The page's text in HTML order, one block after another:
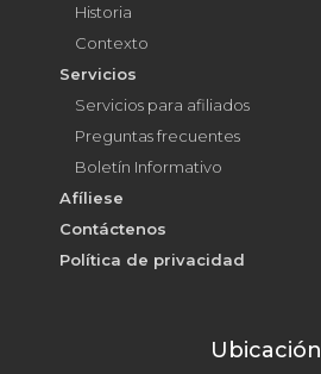
Historia
Contexto
Servicios
Servicios para afiliados
Preguntas frecuentes
Boletín Informativo
Afíliese
Contáctenos
Política de privacidad
Ubicación